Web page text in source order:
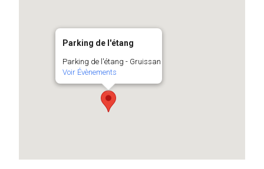
Parking de l'étang
Parking de l'étang - Gruissan
Voir Évènements